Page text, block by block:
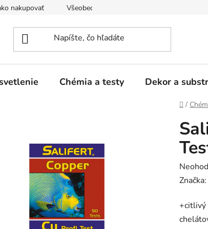
nakupovať Všeobecné obchodné podmienky a dodacie
Chémia a testy Dekor a
Domov
/
je
0,0
Značka:
+citlivý